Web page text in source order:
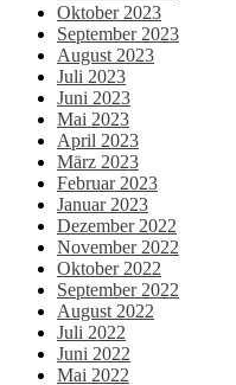
Oktober 2023
September 2023
August 2023
Juli 2023
Juni 2023
Mai 2023
April 2023
März 2023
Februar 2023
Januar 2023
Dezember 2022
November 2022
Oktober 2022
September 2022
August 2022
Juli 2022
Juni 2022
Mai 2022